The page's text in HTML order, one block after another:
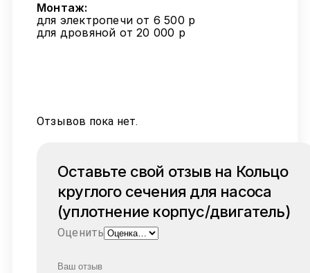
Монтаж:
для электропечи от 6 500 р
для дровяной от 20 000 р
Отзывов пока нет.
Оставьте свой отзыв на Кольцо
круглого сечения для насоса
(уплотнение корпус/двигатель)
Оценить